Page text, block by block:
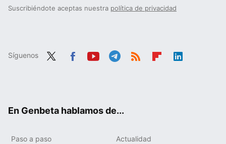
Suscribiéndote aceptas nuestra política de privacidad
Síguenos
En Genbeta hablamos de...
Paso a paso Actualidad